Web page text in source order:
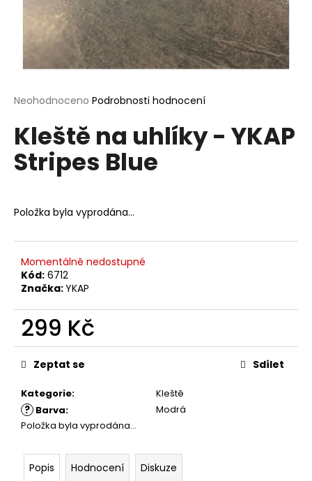
Průměrné
produktu
je
0,0
z
Neohodnoceno Podrobnosti hodnocení
Kleště na uhlíky - YKAP
Stripes Blue
Položka byla vyprodána…
Momentálně nedostupné
Kód: 6712
Značka:YKAP
299 Kč
Měrná
cena:
Kategorie: Kleště
? Barva:
Modrá
Položka byla vyprodána…
Zeptat se Sdílet
Popis Hodnocení Diskuze
HLEDAT
o
p
o
č
u
j
e
e